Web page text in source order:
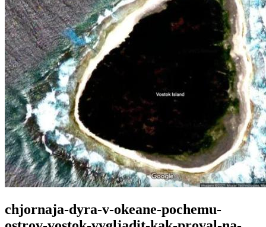
chjornaja-dyra-v-okeane-pochemu-